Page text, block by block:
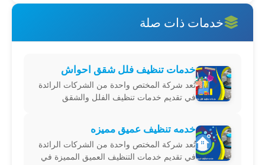
خدمات ذات صلة
خدمات تنظيف فلل شقق احواش
تُعد شركة المختص واحدة من الشركات الرائدة
في تقديم خدمات تنظيف الفلل والشقق
العربية السعودية، وتشمل خدماتها المدن التالية:
الدمام، الأحساء، حفر الباطن، الجبيل، القطيف،
الخبر، الخفجي، رأس تنورة، النعيرية، قرية
العليا،
خدمه تنظيف عميق مميزه
تُعد شركة المختص واحدة من الشركات الرائدة
في تقديم خدمات التنظيف العميق المميزة في